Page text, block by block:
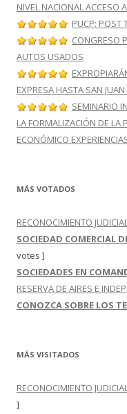
NIVEL NACIONAL ACCESO
PUCP: POST
CONGRESO
AUTOS USADOS
EXPRESA HASTA SAN
SEMINARIO
LA FORMALIZACIÓN DE LA
ECONÓMICO
MÁS VOTADOS
RECONOCIMIENTO
SOCIEDAD COMERCIAL
votes ]
SOCIEDADES EN
RESERVA DE AIRES E
CONOZCA SOBRE LOS
MÁS VISITADOS
RECONOCIMIENTO
]